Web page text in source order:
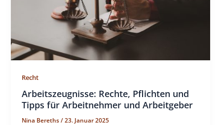
Recht
Arbeitszeugnisse: Rechte, Pflichten und
Tipps für Arbeitnehmer und Arbeitgeber
Nina Bereths/23. Januar 2025